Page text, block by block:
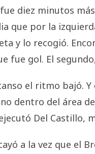
diez minutos
que por la
y lo recogió.
fue gol. El
el ritmo bajó.
dentro del área
Del Castillo,
a la vez que el